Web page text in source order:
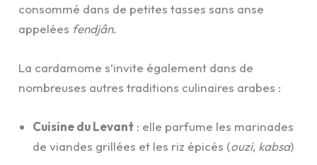
consommé dans de petites tasses sans anse
appelées fendjân.
La cardamome s’invite également dans de
nombreuses autres traditions culinaires arabes :
Cuisine du Levant : elle parfume les marinades
de viandes grillées et les riz épicés (ouzi, kabsa)